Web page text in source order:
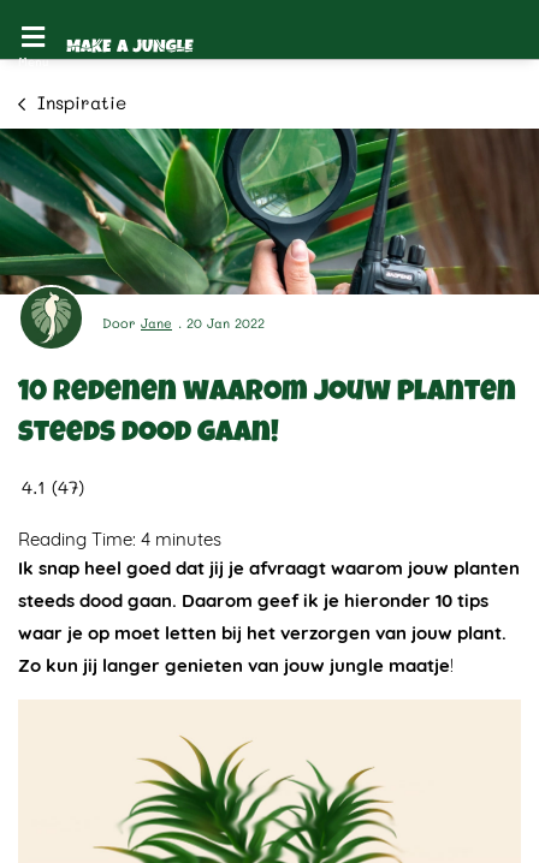
Door Jane . 20 Jan 2022
10 redenen waarom jouw planten
steeds dood gaan!
4.1 (47)
Reading Time: 4 minutes
Ik snap heel goed dat jij je afvraagt waarom jouw planten
steeds dood gaan. Daarom geef ik je hieronder 10 tips
waar je op moet letten bij het verzorgen van jouw plant.
Zo kun jij langer genieten van jouw jungle maatje!
Inspiratie